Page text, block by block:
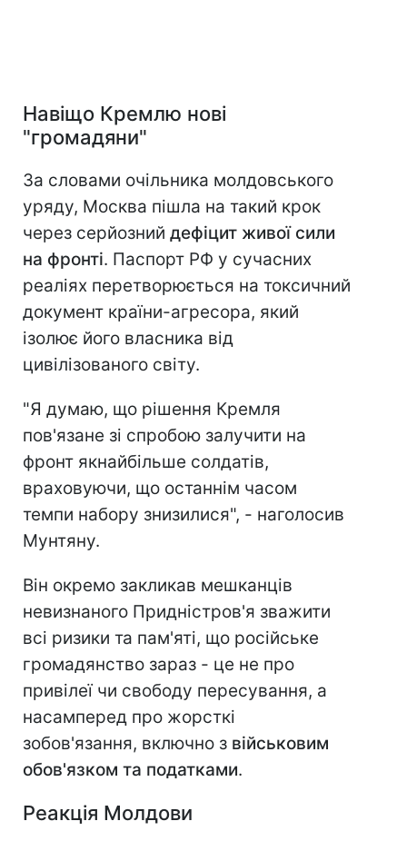
Навіщо Кремлю нові
"громадяни"
За словами очільника молдовського
уряду, Москва пішла на такий крок
через серйозний дефіцит живої сили
на фронті. Паспорт РФ у сучасних
реаліях перетворюється на токсичний
документ країни-агресора, який
ізолює його власника від
цивілізованого світу.
"Я думаю, що рішення Кремля
пов'язане зі спробою залучити на
фронт якнайбільше солдатів,
враховуючи, що останнім часом
темпи набору знизилися", - наголосив
Мунтяну.
Він окремо закликав мешканців
невизнаного Придністров'я зважити
всі ризики та пам'яті, що російське
громадянство зараз - це не про
привілеї чи свободу пересування, а
насамперед про жорсткі
зобов'язання, включно з військовим
обов'язком та податками.
Реакція Молдови